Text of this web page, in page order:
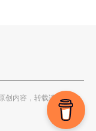
创内容，转载请联系